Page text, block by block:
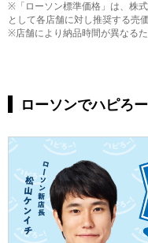
※「ローソン標準価格」は、株
として各店舗に対し推奨する売価
※店舗により納品時間が異なる
ローソンでハピろー